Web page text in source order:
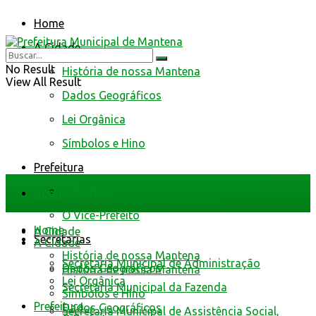
Home
A Cidade
História de nossa Mantena
Dados Geográficos
Lei Orgânica
Símbolos e Hino
Prefeitura
O Vice-Prefeito
Secretarias
Secretaria Municipal de Administração
Secretaria Municipal da Fazenda
Secretaria Municipal de Assistência Social,
No Result
View All Result
Home
A Cidade
História de nossa Mantena
Dados Geográficos
Home
A Cidade
História de nossa Mantena
Dados Geográficos
Lei Orgânica
Símbolos e Hino
Prefeitura